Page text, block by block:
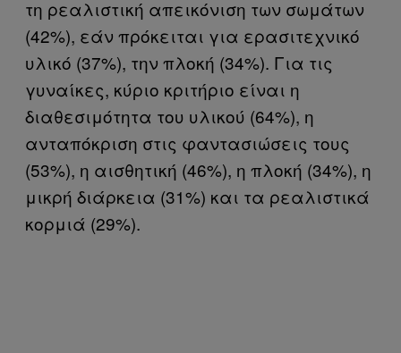
τη ρεαλιστική απεικόνιση των σωμάτων
(42%), εάν πρόκειται για ερασιτεχνικό
υλικό (37%), την πλοκή (34%). Για τις
γυναίκες, κύριο κριτήριο είναι η
διαθεσιμότητα του υλικού (64%), η
ανταπόκριση στις φαντασιώσεις τους
(53%), η αισθητική (46%), η πλοκή (34%), η
μικρή διάρκεια (31%) και τα ρεαλιστικά
κορμιά (29%).